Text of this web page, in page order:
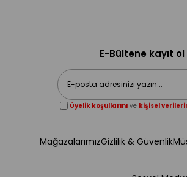
E-Bültene kayıt
Üyelik koşullarınıve kişisel
MağazalarımızGizlilik & Güvenlik